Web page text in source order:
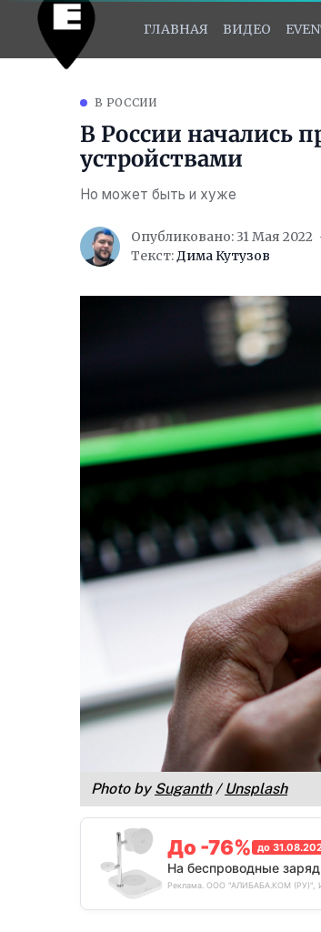
ГЛАВНАЯ ВИДЕО
В РОССИИ
В России начались
устройствами
Но может быть и хуже
Опубликовано: 31 Мая 2022
Текст:Дима Кутузов
Photo by Suganth/Unsplash
До -76% до
На беспроводные
Реклама. ООО "АЛИБАБА.КОМ (РУ)",